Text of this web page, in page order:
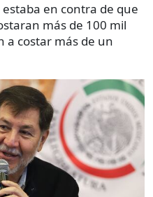
en contra de que
más de 100 mil
a costar más de un